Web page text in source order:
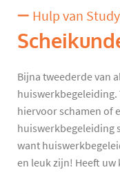
Hulp van
Bijna tweederde van
huiswerkbegeleiding.
hiervoor schamen of
huiswerkbegeleiding
want
en leuk zijn! Heeft